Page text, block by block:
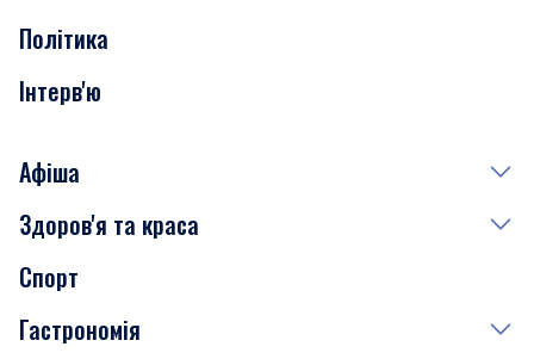
Політика
Інтерв'ю
Афіша
Сьогодні
Завтра
Субота
Здоров'я та краса
Медицина
Краса
Спорт
Гастрономія